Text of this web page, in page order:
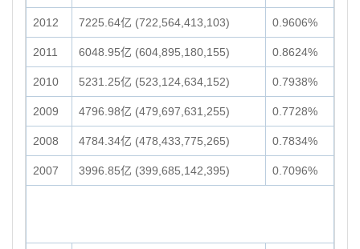
2012 7225.64亿 (722,564,413,103) 0.9606%
2011 6048.95亿 (604,895,180,155) 0.8624%
2010 5231.25亿 (523,124,634,152) 0.7938%
2009 4796.98亿 (479,697,631,255) 0.7728%
2008 4784.34亿 (478,433,775,265) 0.7834%
2007 3996.85亿 (399,685,142,395) 0.7096%